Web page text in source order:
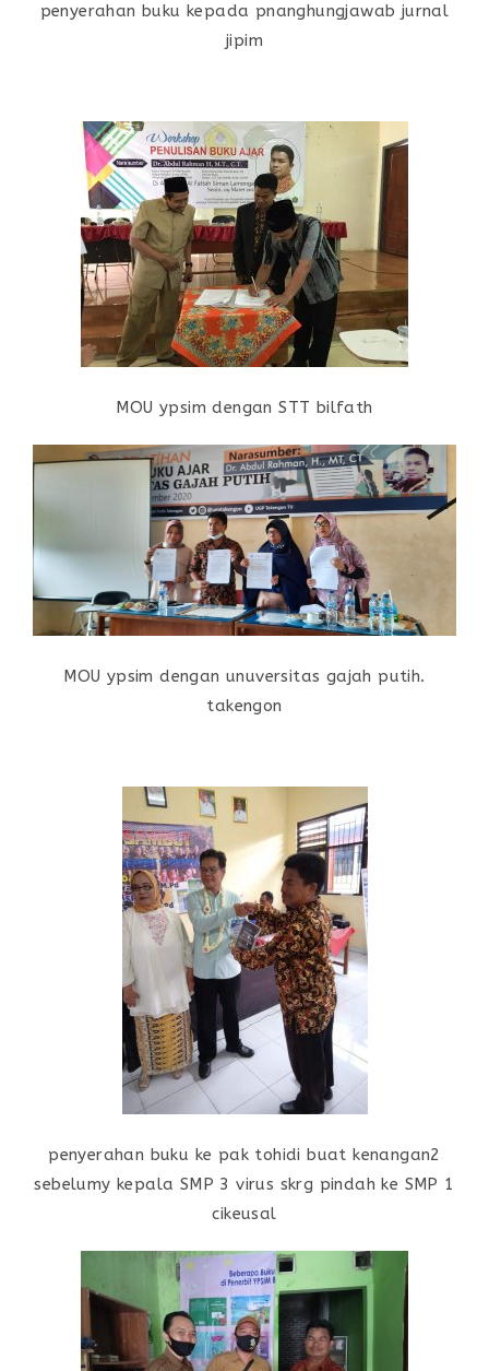
penyerahan buku kepada pnanghungjawab jurnal
jipim
MOU ypsim dengan STT bilfath
MOU ypsim dengan unuversitas gajah putih.
takengon
penyerahan buku ke pak tohidi buat kenangan2
sebelumy kepala SMP 3 virus skrg pindah ke SMP 1
cikeusal